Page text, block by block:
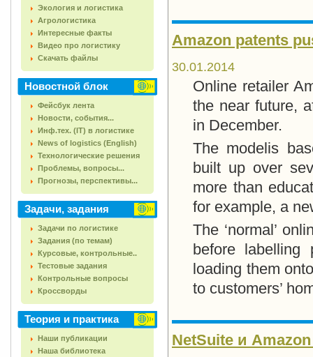
Экология и логистика
Агрологистика
Интересные факты
Видео про логистику
Скачать файлы
Новостной блок
Фейсбук лента
Новости, события...
Инф.тех. (IT) в логистике
News of logistics (English)
Технологические решения
Проблемы, вопросы...
Прогнозы, перспективы...
Задачи, задания
Задачи по логистике
Задания (по темам)
Курсовые, контрольные..
Тестовые задания
Контрольные вопросы
Кроссворды
Теория и практика
Наши публикации
Наша библиотека
Amazon patents
30.01.2014
Online retailer
the near future,
in December.
The modelis
built up over
more than
for example, a
The ‘normal’
before labelling
loading them
to customers’
NetSuite и